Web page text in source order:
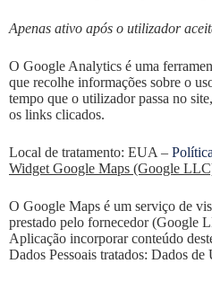
Apenas ativo após o utilizador
O Google Analytics é uma
que recolhe informações sobre o
tempo que o utilizador passa no
os links clicados.
Local de tratamento: EUA –
Widget Google Maps (Google
O Google Maps é um serviço de
prestado pelo fornecedor (Google
Aplicação incorporar conteúdo
Dados Pessoais tratados: Dados